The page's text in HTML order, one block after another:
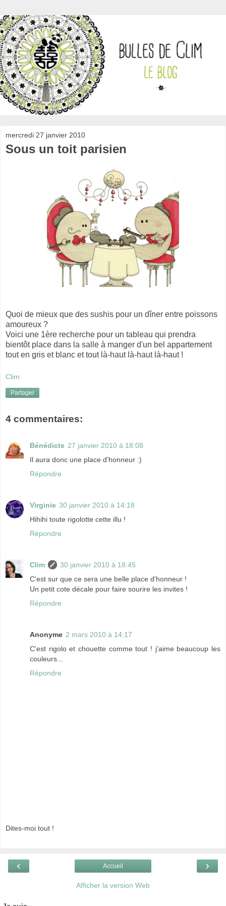
mercredi 27 janvier 2010
Sous un toit parisien
Quoi de mieux que des sushis pour un dîner entre poissons
amoureux ?
Voici une 1ère recherche pour un tableau qui prendra
bientôt place dans la salle à manger d'un bel appartement
tout en gris et blanc et tout là-haut là-haut là-haut !
Clim
Partager
4 commentaires:
Bénédicte 27 janvier 2010 à 18:08
Il aura donc une place d'honneur :)
Répondre
Virginie 30 janvier 2010 à 14:18
Hihihi toute rigolotte cette illu !
Répondre
Clim
30 janvier 2010 à 18:45
C'est sur que ce sera une belle place d'honneur !
Un petit cote décale pour faire sourire les invites !
Répondre
Anonyme 2 mars 2010 à 14:17
C'est rigolo et chouette comme tout ! j'aime beaucoup les
couleurs...
Répondre
Dites-moi tout !
‹ ›
Accueil
Afficher la version Web